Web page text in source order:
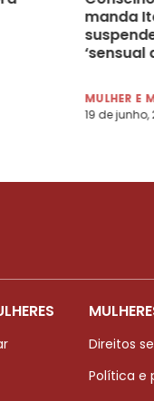
manda
‘sensual
MULHER E
19 de junho,
Direitos
Política e